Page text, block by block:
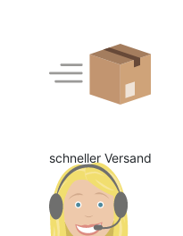
schneller Versand